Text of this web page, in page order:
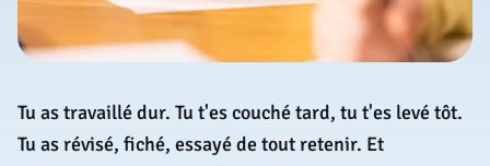
Tu as travaillé dur. Tu t'es couché tard, tu t'es levé tôt.
Tu as révisé, fiché, essayé de tout retenir. Et